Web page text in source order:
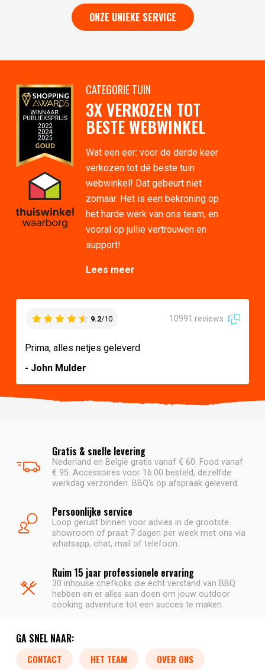
ONZE UNIEKE SERVICE
CATEGORIE TUIN
3X VERKOZEN TOT
BESTE WEBWINKEL
Wat een eer: voor de derde keer
verkozen tot dé beste tuin
webwinkel! Dat gebeurt niet
zomaar. Het is een bekroning op
het harde werk van ons team, en
vooral op jullie vertrouwen en
support!
Lees meer
9.2/10 10991 reviews
Prima, alles netjes geleverd
- John Mulder
Gratis & snelle levering
Nederland en België gratis vanaf € 60. Food vanaf
€ 95. Accessoires voor 16:00 besteld, dezelfde
werkdag verzonden. BBQ's op afspraak geleverd.
Persoonlijke service
Loop gerust binnen voor advies in de grootste
showroom of praat 7 dagen per week met ons via
whatsapp, chat, mail of telefoon.
Ruim 15 jaar professionele ervaring
30 inhouse chefkoks die écht verstand van BBQ
hebben en er alles aan doen om jouw outdoor
cooking adventure tot een succes te maken.
GA SNEL NAAR:
CONTACT HET TEAM OVER ONS